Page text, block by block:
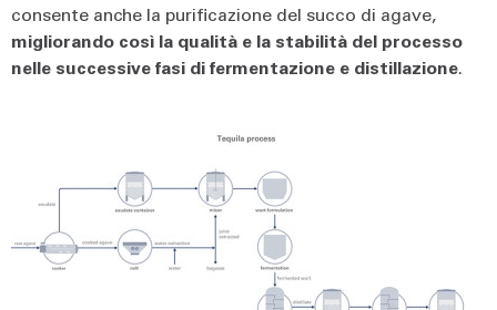
consente anche la purificazione del succo di agave,
migliorando così la qualità e la stabilità del processo
nelle successive fasi di fermentazione e distillazione.